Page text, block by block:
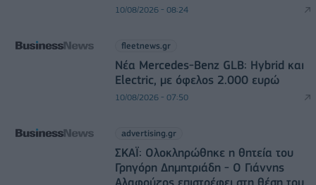
10/08/2026 - 08:24
fleetnews.gr
Νέα Mercedes-Benz GLB: Hybrid και
Electric, με όφελος 2.000 ευρώ
10/08/2026 - 07:50
advertising.gr
ΣΚΑΪ: Ολοκληρώθηκε η θητεία του
Γρηγόρη Δημητριάδη - Ο Γιάννης
Αλαφούζος επιστρέφει στη θέση του